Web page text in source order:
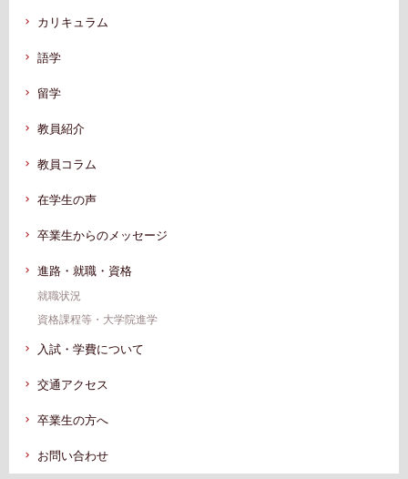
カリキュラム
語学
留学
教員紹介
教員コラム
在学生の声
卒業生からのメッセージ
進路・就職・資格
就職状況
資格課程等・⼤学院進学
⼊試・学費について
交通アクセス
卒業⽣の⽅へ
お問い合わせ